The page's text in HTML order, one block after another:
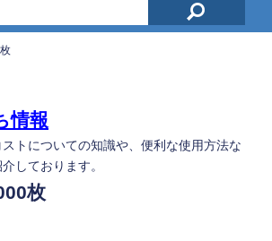
情報
トについての知識や、便利な使用方法な
しております。
枚